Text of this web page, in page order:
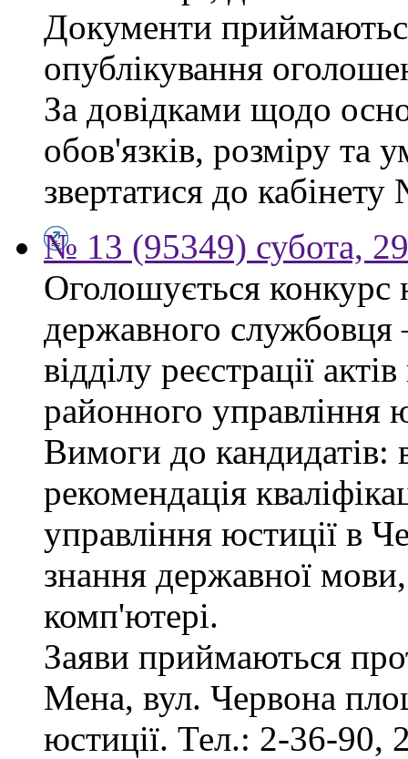
Документи
опублікування
За довідками щодо
обов'язків, розміру та
звертатися до
№ 13 (95349) субота,
Оголошується конкурс
державного службовця
відділу реєстрації
районного управління
Вимоги до
рекомендація
управління юстиції в
знання державної
комп'ютері.
Заяви приймаються
Мена, вул. Червона
юстиції. Тел.: 2-36-90,